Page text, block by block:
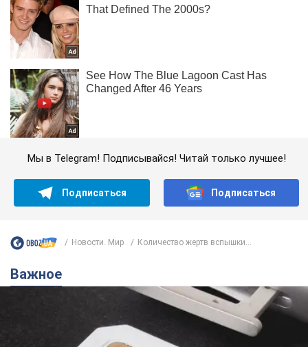
Мы в Telegram! Подписывайся! Читай только лучшее!
Подписаться Подписаться
Новости. Мир Количество жертв вспышки...
Важное